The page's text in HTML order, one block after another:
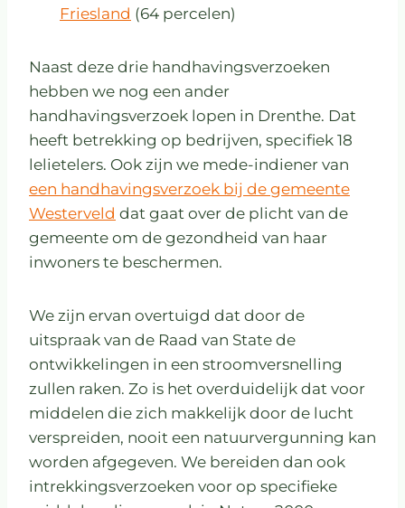
Friesland (64 percelen)
Naast deze drie handhavingsverzoeken
hebben we nog een ander
handhavingsverzoek lopen in Drenthe. Dat
heeft betrekking op bedrijven, specifiek 18
lelietelers. Ook zijn we mede-indiener van
een handhavingsverzoek bij de gemeente
Westerveld dat gaat over de plicht van de
gemeente om de gezondheid van haar
inwoners te beschermen.
We zijn ervan overtuigd dat door de
uitspraak van de Raad van State de
ontwikkelingen in een stroomversnelling
zullen raken. Zo is het overduidelijk dat voor
middelen die zich makkelijk door de lucht
verspreiden, nooit een natuurvergunning kan
worden afgegeven. We bereiden dan ook
intrekkingsverzoeken voor op specifieke